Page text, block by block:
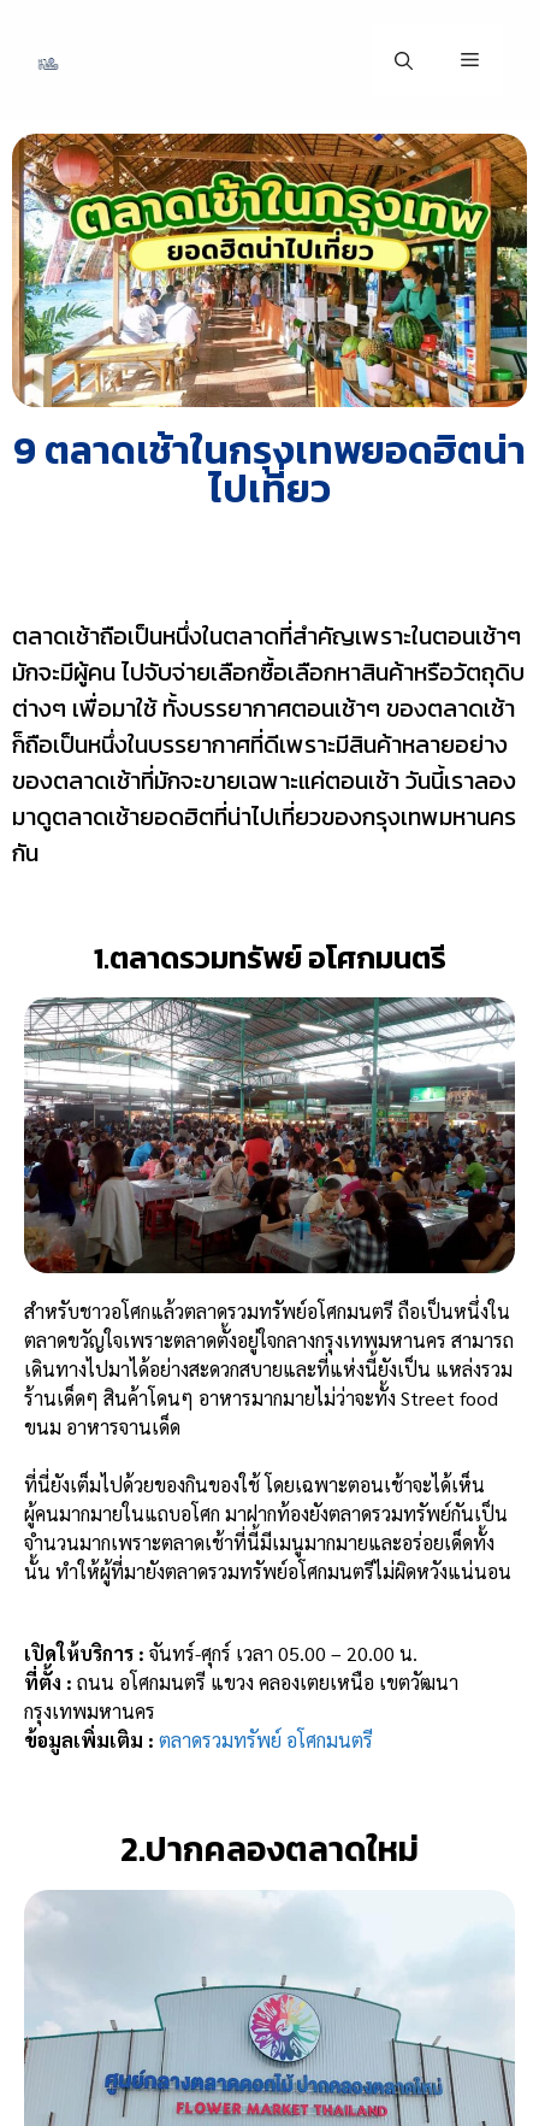
9 ตลาดเช้าในกรุงเทพยอดฮิตน่า
ไปเที่ยว
ตลาดเช้าถือเป็นหนึ่งในตลาดที่สำคัญเพราะในตอนเช้าๆ
มักจะมีผู้คน ไปจับจ่ายเลือกซื้อเลือกหาสินค้าหรือวัตถุดิบ
ต่างๆ เพื่อมาใช้ ทั้งบรรยากาศตอนเช้าๆ ของตลาดเช้า
ก็ถือเป็นหนึ่งในบรรยากาศที่ดีเพราะมีสินค้าหลายอย่าง
ของตลาดเช้าที่มักจะขายเฉพาะแค่ตอนเช้า วันนี้เราลอง
มาดูตลาดเช้ายอดฮิตที่น่าไปเที่ยวของกรุงเทพมหานคร
กัน
1.ตลาดรวมทรัพย์ อโศกมนตรี
สำหรับชาวอโศกแล้วตลาดรวมทรัพย์อโศกมนตรี ถือเป็นหนึ่งใน
ตลาดขวัญใจเพราะตลาดตั้งอยู่ใจกลางกรุงเทพมหานคร สามารถ
เดินทางไปมาได้อย่างสะดวกสบายและที่แห่งนี้ยังเป็น แหล่งรวม
ร้านเด็ดๆ สินค้าโดนๆ อาหารมากมายไม่ว่าจะทั้ง Street food
ขนม อาหารจานเด็ด
ที่นี่ยังเต็มไปด้วยของกินของใช้ โดยเฉพาะตอนเช้าจะได้เห็น
ผู้คนมากมายในแถบอโศก มาฝากท้องยังตลาดรวมทรัพย์กันเป็น
จำนวนมากเพราะตลาดเช้าที่นี้มีเมนูมากมายและอร่อยเด็ดทั้ง
นั้น ทำให้ผู้ที่มายังตลาดรวมทรัพย์อโศกมนตรีไม่ผิดหวังแน่นอน
เปิดให้บริการ : จันทร์-ศุกร์ เวลา 05.00 – 20.00 น.
ที่ตั้ง : ถนน อโศกมนตรี แขวง คลองเตยเหนือ เขตวัฒนา
กรุงเทพมหานคร
ข้อมูลเพิ่มเติม : ตลาดรวมทรัพย์ อโศกมนตรี
2.ปากคลองตลาดใหม่